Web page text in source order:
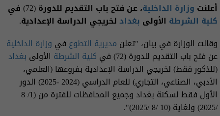
أعلنت وزارة الداخلية، عن فتح باب التقديم للدورة (72) في
كلية الشرطة الأولى بغدادلخريجي الدراسة الإعدادية.
وقالت الوزارة في بيان، "‎تعلن
مديرية التطوع في وزارة الداخلية
عن فتح باب التقديم للدورة (72) في
كلية الشرطة الأولى بغداد
(للذكور فقط) لخريجي الدراسة الإعدادية بفروعها (العلمي،
الأدبي، الصناعي، التجاري) للعام الدراسي (2024 -2025) الدور
الأول فقط لسكنة بغداد وجميع المحافظات للفترة من (1/ 8
/2025) ولغاية (10 /8 /2025)".